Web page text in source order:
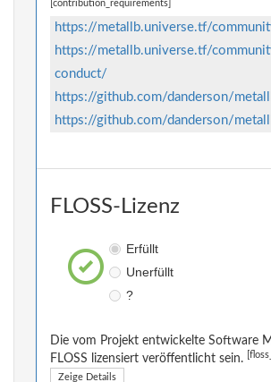
[contribution_requirements]
https://metallb.universe.tf/
https://metallb.universe.tf/
conduct/
https://github.com/danderson/
https://github.com/danderson/
FLOSS-Lizenz
Erfüllt
Unerfüllt
?
Die vom Projekt entwickelte Software
FLOSS lizensiert veröffentlicht sein.
Zeige Details